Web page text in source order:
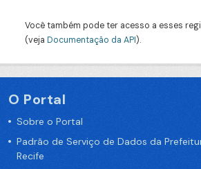
Você também pode ter acesso a esses
(veja Documentação da API).
O Portal
Sobre o Portal
Padrão de Serviço de Dados da
Recife